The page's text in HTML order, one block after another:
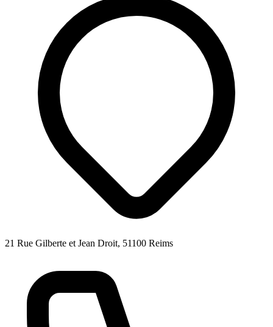
21 Rue Gilberte et Jean Droit, 51100 Reims